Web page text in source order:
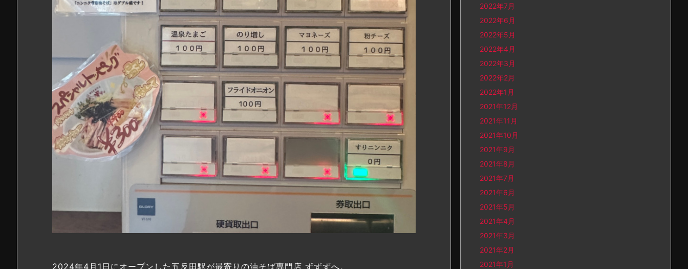
2024年4月1日にオープンした五反田駅が最寄りの油そば専門店 ずずずへ。
2022年7月
2022年6月
2022年5月
2022年4月
2022年3月
2022年2月
2022年1月
2021年12月
2021年11月
2021年10月
2021年9月
2021年8月
2021年7月
2021年6月
2021年5月
2021年4月
2021年3月
2021年2月
2021年1月